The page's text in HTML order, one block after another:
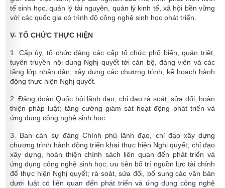
tế sinh học, quản lý tài nguyên, quản lý kinh tế, xã hội bền vững
với các quốc gia có trình độ công nghệ sinh học phát triển.
V- TỔ CHỨC THỰC HIỆN
1. Cấp ủy, tổ chức đảng các cấp tổ chức phổ biến, quán triệt,
tuyên truyền nội dung Nghị quyết tới cán bộ, đảng viên và các
tầng lớp nhân dân; xây dựng các chương trình, kế hoạch hành
động thực hiện Nghị quyết.
2. Đảng đoàn Quốc hội lãnh đạo, chỉ đạo rà soát, sửa đổi, hoàn
thiện pháp luật; tăng cường giám sát hoạt động phát triển và
ứng dụng công nghệ sinh học.
3. Ban cán sự đảng Chính phủ lãnh đạo, chỉ đạo xây dựng
chương trình hành động triển khai thực hiện Nghị quyết; chỉ đạo
xây dựng, hoàn thiện chính sách liên quan đến phát triển và
ứng dụng công nghệ sinh học; ưu tiên bố trí nguồn lực tài chính
để thực hiện Nghị quyết; rà soát, sửa đổi, bổ sung các văn bản
dưới luật có liên quan đến phát triển và ứng dụng công nghệ